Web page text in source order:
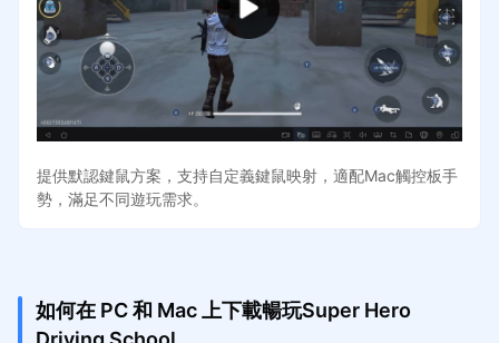
提供默認鍵鼠方案，支持自定義鍵鼠映射，適配Mac觸控板手
勢，滿足不同遊玩需求。
如何在 PC 和 Mac 上下載暢玩Super Hero